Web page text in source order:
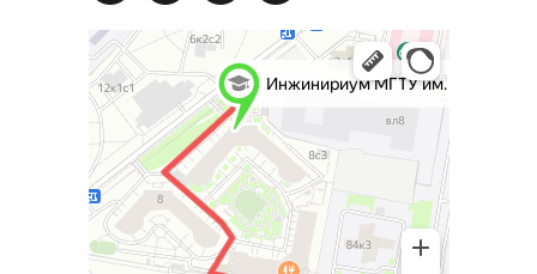
Все права защищены
Сведения об образовательной
организации
Политика
конфиденциальности